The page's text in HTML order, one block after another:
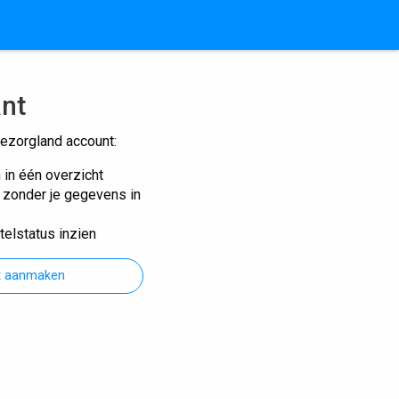
account:
één overzicht
je gegevens in
inzien